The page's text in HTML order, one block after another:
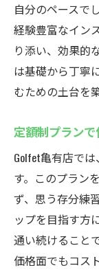
自分のペースで
経験豊富なイン
り添い、効果的
は基礎から丁寧
むための土台を
定額制プラン
Golfet亀有店で
す。このプラン
ず、思う存分練
ップを目指す方
通い続けること
価格面でもコス